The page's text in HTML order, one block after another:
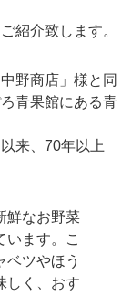
紹介致します。
野商店」様と同
青果館にある青
来、 70年以上
鮮なお野菜
います。こ
ベツやほう
しく、おす